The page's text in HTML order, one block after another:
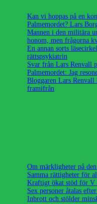
Kan vi hoppas på en
Palmemordet? Lars
Mannen i den militära
honom, men frågorna
En annan sorts
rättspsykiatrin
Svar från Lars Renvall
Palmemordet: Jag
Bloggaren Lars Renvall
framifrån
Om märkligheter på
Samma rättigheter för
Kraftigt ökat stöd för V
Sex personer åtalas
Inbrott och stölder